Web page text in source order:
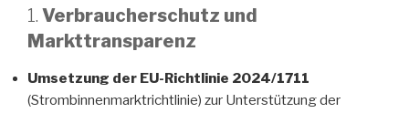
1. Verbraucherschutz und
Markttransparenz
Umsetzung der EU-Richtlinie 2024/1711
(Strombinnenmarktrichtlinie) zur Unterstützung der